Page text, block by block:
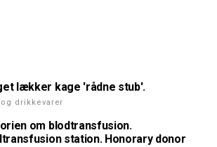
lækker kage 'rådne stub'.
og drikkevarer
om blodtransfusion.
station. Honorary donor